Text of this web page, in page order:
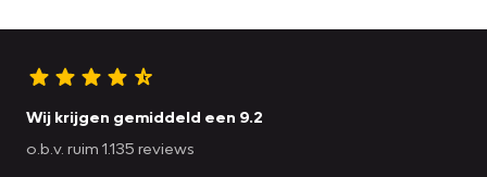
Wij krijgen gemiddeld een 9.2
o.b.v. ruim 1.135 reviews